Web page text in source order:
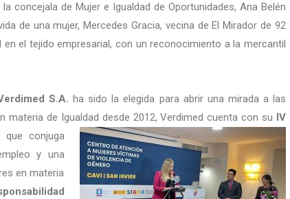
concejala de Mujer e Igualdad de Oportunidades, Ana Belén
de una mujer, Mercedes Gracia, vecina de El Mirador de 92
el tejido empresarial, con un reconocimiento a la mercantil
S.A. ha sido la elegida para abrir una mirada a las
de Igualdad desde 2012, Verdimed cuenta con su IV
que conjuga
y una
en materia